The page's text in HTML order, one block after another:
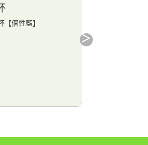
【個性藍】